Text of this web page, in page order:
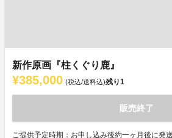
新作原画『柱くぐり鹿』
¥385,000 (税込/送料込)残り1
販売終了
ご提供予定時期：お申し込み後約一ヶ月後に発